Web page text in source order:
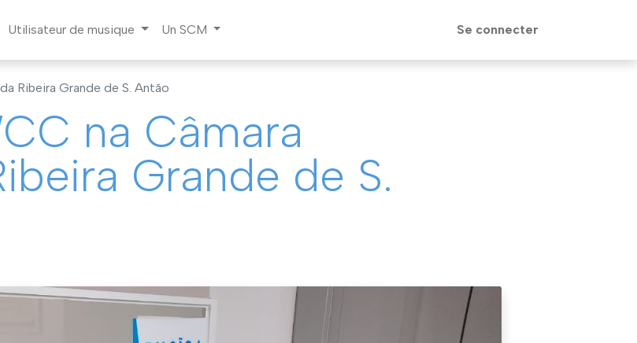
Utilisateur de musique Un SCM Se connecter
Ribeira Grande de S. Antão
na Câmara
Grande de S.